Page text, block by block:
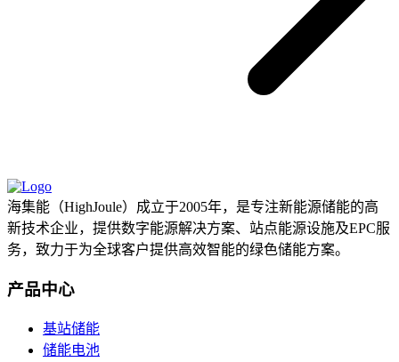
海集能（HighJoule）成立于2005年，是专注新能源储能的高
新技术企业，提供数字能源解决方案、站点能源设施及EPC服
务，致力于为全球客户提供高效智能的绿色储能方案。
产品中心
基站储能
储能电池